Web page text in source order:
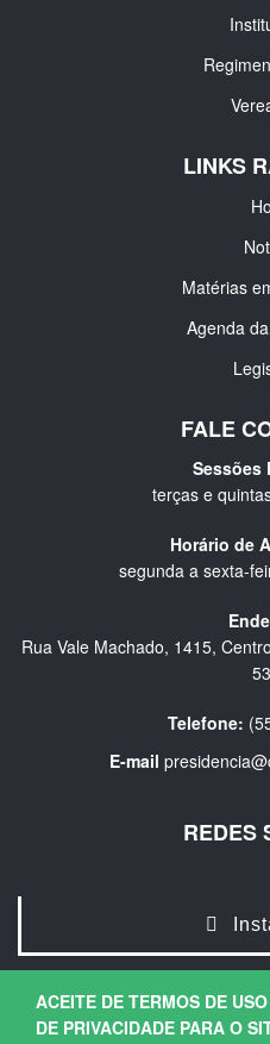
ACEITE DE TERMOS DE
DE PRIVACIDADE PARA O
LINKS
Matérias
Agenda
FALE
Sessões
terças e
Horário de
segunda a sexta-
Rua Vale Machado, 1415,
Telefone:
E-mail
REDES